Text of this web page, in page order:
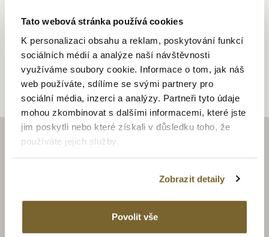
Tato webová stránka používá cookies
K personalizaci obsahu a reklam, poskytování funkcí
sociálních médií a analýze naší návštěvnosti
využíváme soubory cookie. Informace o tom, jak náš
web používáte, sdílíme se svými partnery pro
sociální média, inzerci a analýzy. Partneři tyto údaje
mohou zkombinovat s dalšími informacemi, které jste
jim poskytli nebo které získali v důsledku toho, že
používáte jejich služby.
Zobrazit detaily
Povolit vše
ALTMAN JEWELLERY
Altman Jewellery
ZAJÍMAJÍ VÁS LUXUSNÍ
HODINKY A ŠPERKY?